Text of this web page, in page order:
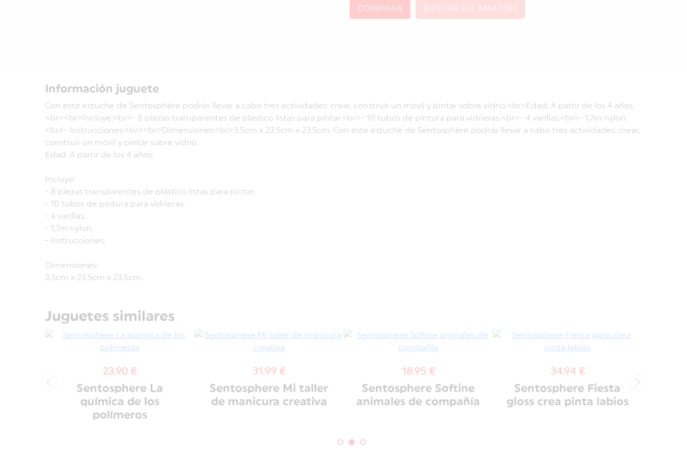
COMPRAR BUSCAR EN AMAZON
Información juguete
Con este estuche de Sentosphère podrás llevar a cabo tres actividades: crear, construir un móvil y pintar sobre vidrio.<br>Edad: A partir de los 4 años.
<br><br>Incluye:<br>- 8 piezas transparentes de plástico listas para pintar.<br>- 10 tubos de pintura para vidrieras.<br>- 4 varillas.<br>- 1,7m nylon.
<br>- Instrucciones.<br><br>Dimensiones:<br>3,5cm x 23,5cm x 23,5cm. Con este estuche de Sentosphère podrás llevar a cabo tres actividades: crear,
construir un móvil y pintar sobre vidrio.
Edad: A partir de los 4 años.
Incluye:
- 8 piezas transparentes de plástico listas para pintar.
- 10 tubos de pintura para vidrieras.
- 4 varillas.
- 1,7m nylon.
- Instrucciones.
Dimensiones:
3,5cm x 23,5cm x 23,5cm.
Juguetes similares
23.90 €
Sentosphere La
química de los
polímeros
31.99 €
Sentosphere Mi taller
de manicura creativa
18.95 €
Sentosphere Softine
animales de compañía
34.94 €
Sentosphere Fiesta
gloss crea pinta labios